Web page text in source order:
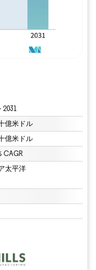
2031
億米ドル
億米ドル
CAGR
太平洋
BY 4.0の表示が必要です。